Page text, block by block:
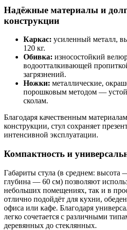
Надёжные материалы и
конструкции
Каркас: усиленный металл,
120 кг.
Обивка: износостойкий
водоотталкивающей
загрязнений.
Ножки: металлические,
порошковым методом —
сколам.
Благодаря качественным
конструкции, стул сохраняет
интенсивной эксплуатации.
Компактность и
Габариты стула (в среднем:
глубина — 60 см) позволяют
небольших помещениях, так и в
отлично подойдёт для кухни,
офиса или кафе. Благодаря
легко сочетается с различными
деревянных до стеклянных.